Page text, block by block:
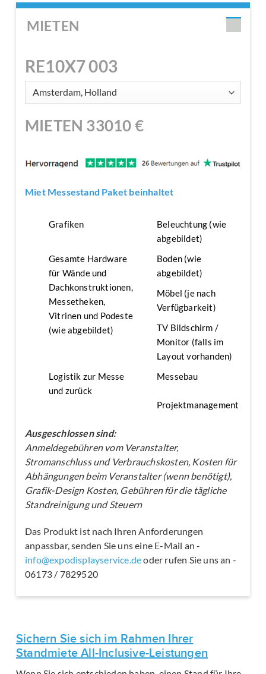
MIETEN
RE10X7 003
MIETEN 33010€
Miet Messestand Paket beinhaltet
Grafiken
Beleuchtung (wie
abgebildet)
Gesamte Hardware
für Wände und
Dachkonstruktionen,
Messetheken,
Vitrinen und Podeste
(wie abgebildet)
Boden (wie
abgebildet)
Möbel (je nach
Verfügbarkeit)
TV Bildschirm /
Monitor (falls im
Layout vorhanden)
Logistik zur Messe
und zurück
Messebau
Projektmanagement
Ausgeschlossen sind:
Anmeldegebühren vom Veranstalter,
Stromanschluss und Verbrauchskosten, Kosten für
Abhängungen beim Veranstalter (wenn benötigt),
Grafik-Design Kosten, Gebühren für die tägliche
Standreinigung und Steuern
Das Produkt ist nach Ihren Anforderungen
anpassbar, senden Sie uns eine E-Mail an -
info@expodisplayservice.deoder rufen Sie uns an -
06173 / 7829520
Sichern Sie sich im Rahmen Ihrer
Standmiete All-Inclusive-Leistungen